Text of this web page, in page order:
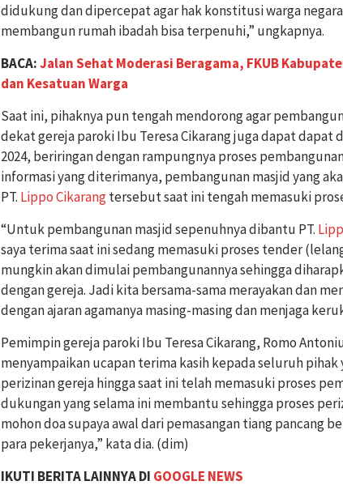
didukung dan dipercepat agar hak konstitusi warga
membangun rumah ibadah bisa terpenuhi,” ungkapnya.
BACA:Jalan Sehat Moderasi Beragama, FKUB
dan Kesatuan Warga
Saat ini, pihaknya pun tengah mendorong agar
dekat gereja paroki Ibu Teresa Cikarang juga dapat dapat
2024, beriringan dengan rampungnya proses
informasi yang diterimanya, pembangunan masjid yang
PT. Lippo Cikarangtersebut saat ini tengah memasuki
“Untuk pembangunan masjid sepenuhnya dibantu PT.
saya terima saat ini sedang memasuki proses tender
mungkin akan dimulai pembangunannya sehingga
dengan gereja. Jadi kita bersama-sama merayakan dan
dengan ajaran agamanya masing-masing dan menjaga
Pemimpin gereja paroki Ibu Teresa Cikarang, Romo
menyampaikan ucapan terima kasih kepada seluruh
perizinan gereja hingga saat ini telah memasuki proses
dukungan yang selama ini membantu sehingga proses
mohon doa supaya awal dari pemasangan tiang pancang
para pekerjanya,” kata dia. (dim)
IKUTI BERITA LAINNYA DI GOOGLE NEWS